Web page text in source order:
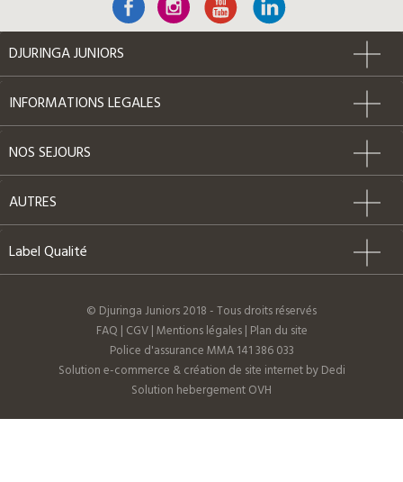
DJURINGA JUNIORS
INFORMATIONS LEGALES
NOS SEJOURS
AUTRES
Label Qualité
© Djuringa Juniors 2018 - Tous droits réservés
FAQ | CGV|Mentions légales| Plan du site
Police d'assurance MMA 141 386 033
Solution e-commerce & création de site internet by Dedi
Solution hebergement OVH